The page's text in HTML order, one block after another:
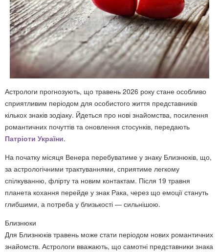
Астрологи прогнозують, що травень 2026 року стане особливо
сприятливим періодом для особистого життя представників
кількох знаків зодіаку. Йдеться про нові знайомства, посилення
романтичних почуттів та оновлення стосунків, передають
Патріоти України.
На початку місяця Венера перебуватиме у знаку Близнюків, що,
за астрологічними трактуваннями, сприятиме легкому
спілкуванню, флірту та новим контактам. Після 19 травня
планета кохання перейде у знак Рака, через що емоції стануть
глибшими, а потреба у близькості — сильнішою.
Близнюки
Для Близнюків травень може стати періодом нових романтичних
знайомств. Астрологи вважають, що самотні представники знака